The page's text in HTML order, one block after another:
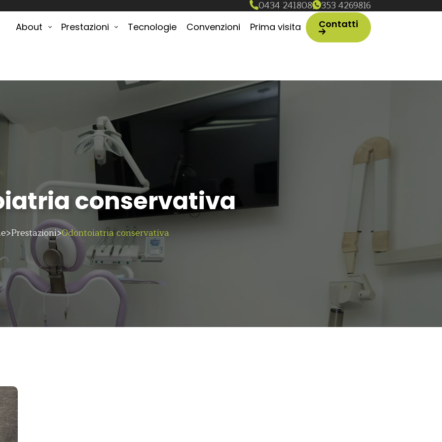
0434 241808 353 4269816
(Si apre in una nuova scheda)
About Prestazioni Tecnologie Convenzioni Prima visita Contatti
conservativa
Prestazioni Odontoiatria conservativa